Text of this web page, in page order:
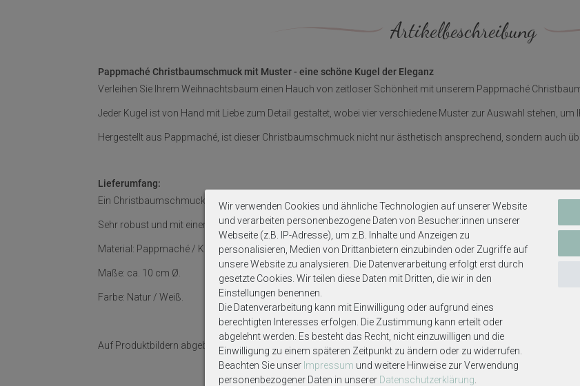
Artikelbeschreibung
Pappmaché Christbaumschmuck mit Muster - eine schöne Kugel der Eleganz
Verleihen Sie Ihrem Weihnachtsbaum einen Hauch von zeitloser Schönheit mit unserem Pappmaché
Jeder Kugel ist von Hand mit Liebe zum Detail gestaltet, wobei vier verschiedene Muster zur Auswahl stehen, um
Hergestellt aus Pappmaché, ist dieser Christbaumschmuck nicht nur ästhetisch ansprechend, sondern auch
Lieferumfang:
Ein Christbaumschmuck aus Kraft Pappmaché, weiß bemalt, wahlweise 4 verscheidene Muster.
Sehr robust und mit einer Kordel zum Aufhängen.
Material: Pappmaché / Kordel.
Maße: ca. 10 cm Ø.
Farbe: Natur / Weiß.
Auf Produktbildern abgebildetes Zubehör sowie Dekoartikel gehören nicht zum Lieferumfang, sofern diese
Wir verwenden Cookies und ähnliche Technologien auf unserer Website
und verarbeiten personenbezogene Daten von Besucher:innen unserer
Webseite (z.B. IP-Adresse), um z.B. Inhalte und Anzeigen zu
personalisieren, Medien von Drittanbietern einzubinden oder Zugriffe auf
unsere Website zu analysieren. Die Datenverarbeitung erfolgt erst durch
gesetzte Cookies. Wir teilen diese Daten mit Dritten, die wir in den
Einstellungen benennen.
Die Datenverarbeitung kann mit Einwilligung oder aufgrund eines
berechtigten Interesses erfolgen. Die Zustimmung kann erteilt oder
abgelehnt werden. Es besteht das Recht, nicht einzuwilligen und die
Einwilligung zu einem späteren Zeitpunkt zu ändern oder zu widerrufen.
Beachten Sie unser Impressum und weitere Hinweise zur Verwendung
personenbezogener Daten in unserer Daten­schutz­erklärung